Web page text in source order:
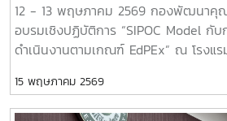
การพัฒนาคุณภาพ - เทคนิคการจัดทำแผ
เป็นเลิศ และการนำเสนอแผนความเสี่ยง
Risk Culture เพราะ "การบริหารความเ
ป้องกันปัญหา แต่เป็นเครื่องมือสำคัญในก
ธรรมาภิบาล และขับเคลื่อนมหาวิทยาลัย
#MJURiskQualityTools # Risk
12 - 13 พฤษภาคม 2569 กองพัฒนาคุ
อบรมเชิงปฏิบัติการ “SIPOC Model กับ
ดำเนินงานตามเกณฑ์ EdPEx” ณ โรงแ
ความเข้าใจ และเสริมสร้างทักษะด้านการ
ทำงานให้มีประสิทธิภาพ สอดคล้องกับแ
15 พฤษภาคม 2569